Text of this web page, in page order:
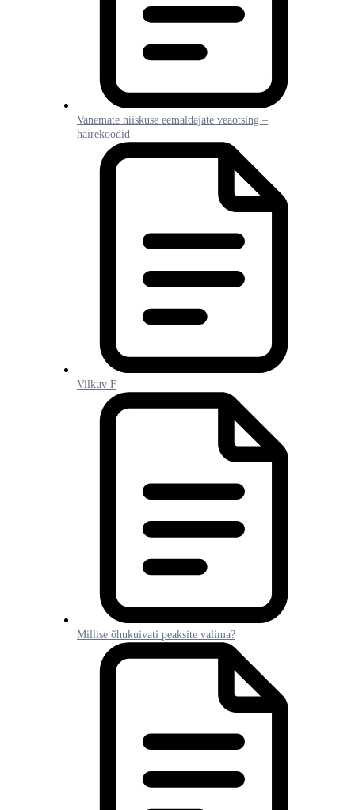
Vanemate niiskuse eemaldajate veaotsing –
häirekoodid
Vilkuv F
Millise õhukuivati peaksite valima?